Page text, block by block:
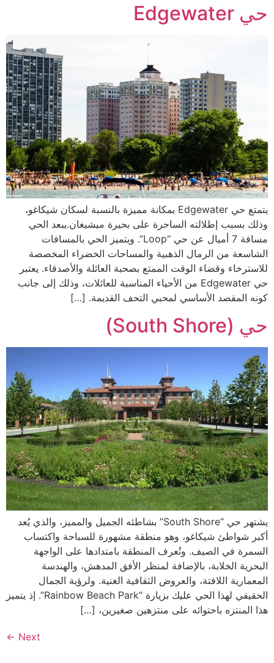
حي Edgewater
يتمتع حي Edgewater بمكانة مميزة بالنسبة لسكان شيكاغو،
وذلك بسبب إطلالته الساحرة على بحيرة ميشيغان.يبعد الحي
مسافة 7 أميال عن حي “Loop”. ويتميز الحي بالمسافات
الشاسعة من الرمال الذهبية والمساحات الخضراء المخصصة
للاسترخاء وقضاء الوقت الممتع بصحبة العائلة والأصدقاء. يعتبر
حي Edgewater من الأحياء المناسبة للعائلات، وذلك إلى جانب
كونه المقصد الأساسي لمحبي التحف القديمة. […]
حي (South Shore)
يشتهر حي “South Shore” بشاطئه الجميل والمميز، والذي يُعد
أكبر شواطئ شيكاغو، وهو منطقة مشهورة للسباحة واكتساب
السمرة في الصيف. وتُعرف المنطقة بامتدادها على الواجهة
البحرية الخلابة، بالإضافة لمنظر الأفق المدهش، والهندسة
المعمارية اللافتة، والعروض الثقافية الغنية. ولرؤية الجمال
الحقيقي لهذا الحي عليك بزيارة “Rainbow Beach Park”. إذ يتميز
هذا المنتزه باحتوائه على منتزهين صغيرين، […]
Next
←